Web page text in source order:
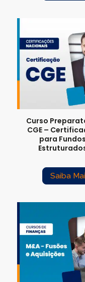
Curso
CGE –
para Fundos
Saiba